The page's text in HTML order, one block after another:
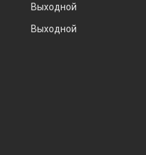
Выходной
Выходной